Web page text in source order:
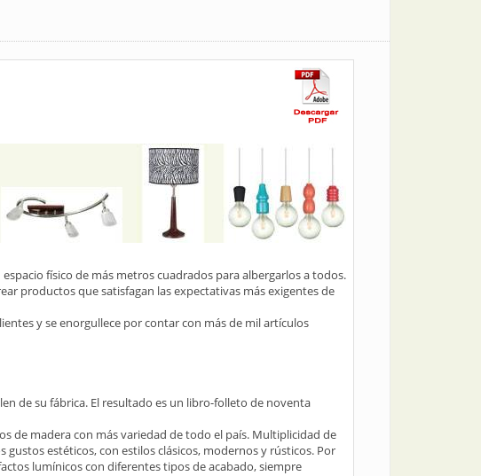
físico de más metros cuadrados para albergarlos a todos.
productos que satisfagan las expectativas más exigentes de
y se enorgullece por contar con más de mil artículos
de su fábrica. El resultado es un libro-folleto de noventa
de madera con más variedad de todo el país. Multiplicidad de
estéticos, con estilos clásicos, modernos y rústicos. Por
lumínicos con diferentes tipos de acabado, siempre